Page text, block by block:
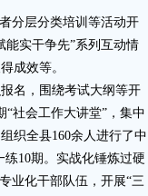
分层分类培训等活动开
能实干争先”系列互动情
成效等。
名，围绕考试大纲等开
“社会工作大讲堂”，集中
织全县160余人进行了中
10期。实战化锤炼过硬
业化干部队伍，开展“三